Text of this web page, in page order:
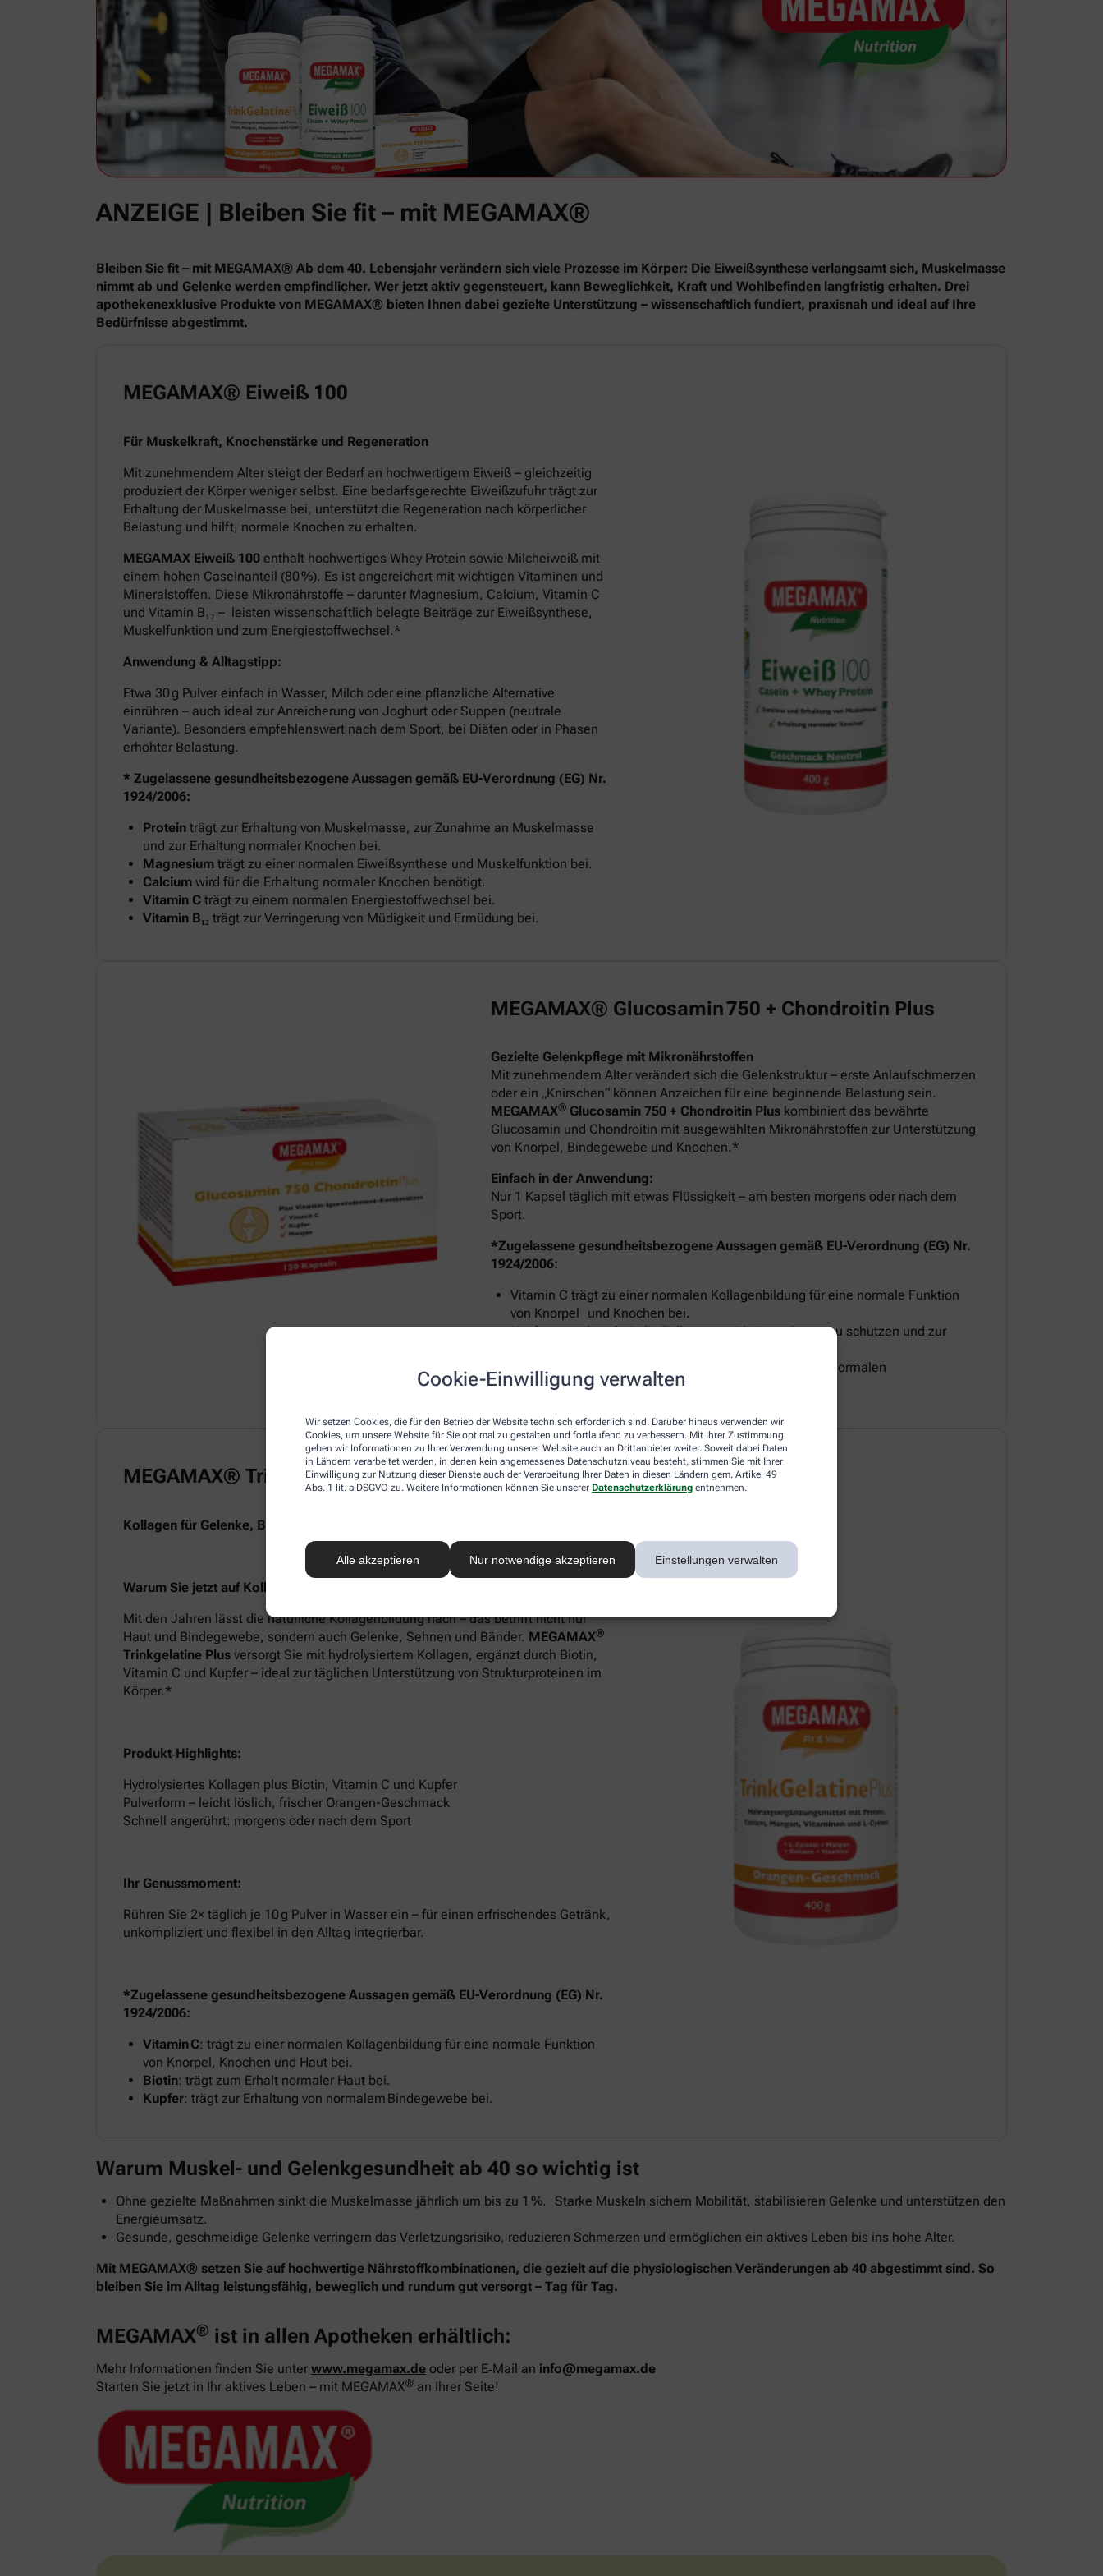
Cookie-Einwilligung verwalten
Wir setzen Cookies, die für den Betrieb der Website technisch erforderlich sind. Darüber hinaus verwenden wir
Cookies, um unsere Website für Sie optimal zu gestalten und fortlaufend zu verbessern. Mit Ihrer Zustimmung
geben wir Informationen zu Ihrer Verwendung unserer Website auch an Drittanbieter weiter. Soweit dabei Daten
in Ländern verarbeitet werden, in denen kein angemessenes Datenschutzniveau besteht, stimmen Sie mit Ihrer
Einwilligung zur Nutzung dieser Dienste auch der Verarbeitung Ihrer Daten in diesen Ländern gem. Artikel 49
Abs. 1 lit. a DSGVO zu. Weitere Informationen können Sie unserer Datenschutzerklärung entnehmen.
Alle akzeptieren Nur notwendige akzeptieren Einstellungen verwalten
ANZEIGE | Bleiben Sie fit – mit MEGAMAX®
Bleiben Sie fit – mit MEGAMAX® Ab dem 40. Lebensjahr verändern sich viele Prozesse im Körper: Die Eiweißsynthese verlangsamt sich, Muskelmasse
nimmt ab und Gelenke werden empfindlicher. Wer jetzt aktiv gegensteuert, kann Beweglichkeit, Kraft und Wohlbefinden langfristig erhalten. Drei
apothekenexklusive Produkte von MEGAMAX® bieten Ihnen dabei gezielte Unterstützung – wissenschaftlich fundiert, praxisnah und ideal auf Ihre
Bedürfnisse abgestimmt.
MEGAMAX® Eiweiß 100
Für Muskelkraft, Knochenstärke und Regeneration
Mit zunehmendem Alter steigt der Bedarf an hochwertigem Eiweiß – gleichzeitig
produziert der Körper weniger selbst. Eine bedarfsgerechte Eiweißzufuhr trägt zur
Erhaltung der Muskelmasse bei, unterstützt die Regeneration nach körperlicher
Belastung und hilft, normale Knochen zu erhalten.
MEGAMAX Eiweiß 100 enthält hochwertiges Whey Protein sowie Milcheiweiß mit
einem hohen Caseinanteil (80 %). Es ist angereichert mit wichtigen Vitaminen und
Mineralstoffen. Diese Mikronährstoffe – darunter Magnesium, Calcium, Vitamin C
und Vitamin B₁₂ – leisten wissenschaftlich belegte Beiträge zur Eiweißsynthese,
Muskelfunktion und zum Energiestoffwechsel.*
Anwendung & Alltagstipp:
Etwa 30 g Pulver einfach in Wasser, Milch oder eine pflanzliche Alternative
einrühren – auch ideal zur Anreicherung von Joghurt oder Suppen (neutrale
Variante). Besonders empfehlenswert nach dem Sport, bei Diäten oder in Phasen
erhöhter Belastung.
* Zugelassene gesundheitsbezogene Aussagen gemäß EU-Verordnung (EG) Nr.
1924/2006:
Protein trägt zur Erhaltung von Muskelmasse, zur Zunahme an Muskelmasse
und zur Erhaltung normaler Knochen bei.
Magnesium trägt zu einer normalen Eiweißsynthese und Muskelfunktion bei.
Calcium wird für die Erhaltung normaler Knochen benötigt.
Vitamin C trägt zu einem normalen Energiestoffwechsel bei.
Vitamin B₁₂ trägt zur Verringerung von Müdigkeit und Ermüdung bei.
MEGAMAX® Glucosamin 750 + Chondroitin Plus
Gezielte Gelenkpflege mit Mikronährstoffen
Mit zunehmendem Alter verändert sich die Gelenkstruktur – erste Anlaufschmerzen
oder ein „Knirschen“ können Anzeichen für eine beginnende Belastung sein.
MEGAMAX® Glucosamin 750 + Chondroitin Plus kombiniert das bewährte
Glucosamin und Chondroitin mit ausgewählten Mikronährstoffen zur Unterstützung
von Knorpel, Bindegewebe und Knochen.*
Einfach in der Anwendung:
Nur 1 Kapsel täglich mit etwas Flüssigkeit – am besten morgens oder nach dem
Sport.
*Zugelassene gesundheitsbezogene Aussagen gemäß EU-Verordnung (EG) Nr.
1924/2006:
Vitamin C trägt zu einer normalen Kollagenbildung für eine normale Funktion
von Knorpel und Knochen bei.
Kupfer trägt dazu bei, die Zellen vor oxidativem Stress zu schützen und zur
Mangan trägt zur Erhaltung normaler Knochen und zur normalen
Bindegewebsbildung bei.
MEGAMAX® Trinkgelatine Plus
Kollagen für Gelenke, Bindegewebe & Haut
Warum Sie jetzt auf Kollagen setzen sollten
Mit den Jahren lässt die natürliche Kollagenbildung nach – das betrifft nicht nur
Haut und Bindegewebe, sondern auch Gelenke, Sehnen und Bänder. MEGAMAX®
Trinkgelatine Plus versorgt Sie mit hydrolysiertem Kollagen, ergänzt durch Biotin,
Vitamin C und Kupfer – ideal zur täglichen Unterstützung von Strukturproteinen im
Körper.*
Produkt‑Highlights:
Hydrolysiertes Kollagen plus Biotin, Vitamin C und Kupfer
Pulverform – leicht löslich, frischer Orangen-Geschmack
Schnell angerührt: morgens oder nach dem Sport
Ihr Genussmoment:
Rühren Sie 2× täglich je 10 g Pulver in Wasser ein – für einen erfrischendes Getränk,
unkompliziert und flexibel in den Alltag integrierbar.
*Zugelassene gesundheitsbezogene Aussagen gemäß EU-Verordnung (EG) Nr.
1924/2006:
Vitamin C: trägt zu einer normalen Kollagenbildung für eine normale Funktion
von Knorpel, Knochen und Haut bei.
Biotin: trägt zum Erhalt normaler Haut bei.
Kupfer: trägt zur Erhaltung von normalem Bindegewebe bei.
Warum Muskel- und Gelenkgesundheit ab 40 so wichtig ist
Ohne gezielte Maßnahmen sinkt die Muskelmasse jährlich um bis zu 1 %. Starke Muskeln sichern Mobilität, stabilisieren Gelenke und unterstützen den
Energieumsatz.
Gesunde, geschmeidige Gelenke verringern das Verletzungsrisiko, reduzieren Schmerzen und ermöglichen ein aktives Leben bis ins hohe Alter.
Mit MEGAMAX® setzen Sie auf hochwertige Nährstoffkombinationen, die gezielt auf die physiologischen Veränderungen ab 40 abgestimmt sind. So
bleiben Sie im Alltag leistungsfähig, beweglich und rundum gut versorgt – Tag für Tag.
MEGAMAX® ist in allen Apotheken erhältlich:
Mehr Informationen finden Sie unter www.megamax.de oder per E‑Mail an info@megamax.de
Starten Sie jetzt in Ihr aktives Leben – mit MEGAMAX® an Ihrer Seite!